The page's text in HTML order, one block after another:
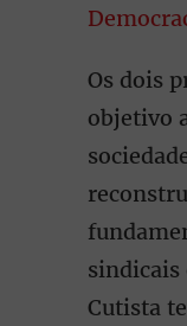
Os dois
objetivo
sindicais
Cutista